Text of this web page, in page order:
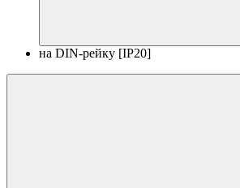
на DIN-рейку [IP20]